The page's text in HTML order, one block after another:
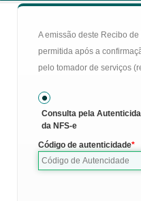
A emissão deste Recibo
permitida após a
pelo tomador de serviços
Consulta pela
da NFS-e
Código de autenticidade